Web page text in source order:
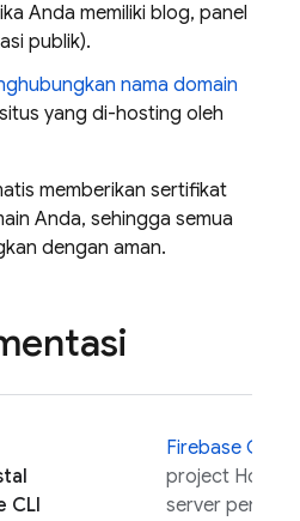
Anda memiliki blog, panel
publik).
nama domain
yang di-hosting oleh
memberikan sertifikat
Anda, sehingga semua
dengan aman.
CLI
Firebase CLI
project
server